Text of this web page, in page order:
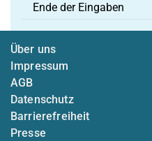
Ende der Eingaben
Über uns
Impressum
AGB
Datenschutz
Barrierefreiheit
Presse